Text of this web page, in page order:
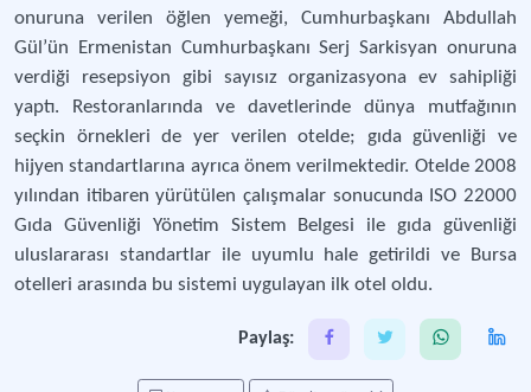
onuruna verilen öğlen yemeği, Cumhurbaşkanı Abdullah
Gül’ün Ermenistan Cumhurbaşkanı Serj Sarkisyan onuruna
verdiği resepsiyon gibi sayısız organizasyona ev sahipliği
yaptı. Restoranlarında ve davetlerinde dünya mutfağının
seçkin örnekleri de yer verilen otelde; gıda güvenliği ve
hijyen standartlarına ayrıca önem verilmektedir. Otelde 2008
yılından itibaren yürütülen çalışmalar sonucunda ISO 22000
Gıda Güvenliği Yönetim Sistem Belgesi ile gıda güvenliği
uluslararası standartlar ile uyumlu hale getirildi ve Bursa
otelleri arasında bu sistemi uygulayan ilk otel oldu.
Paylaş: